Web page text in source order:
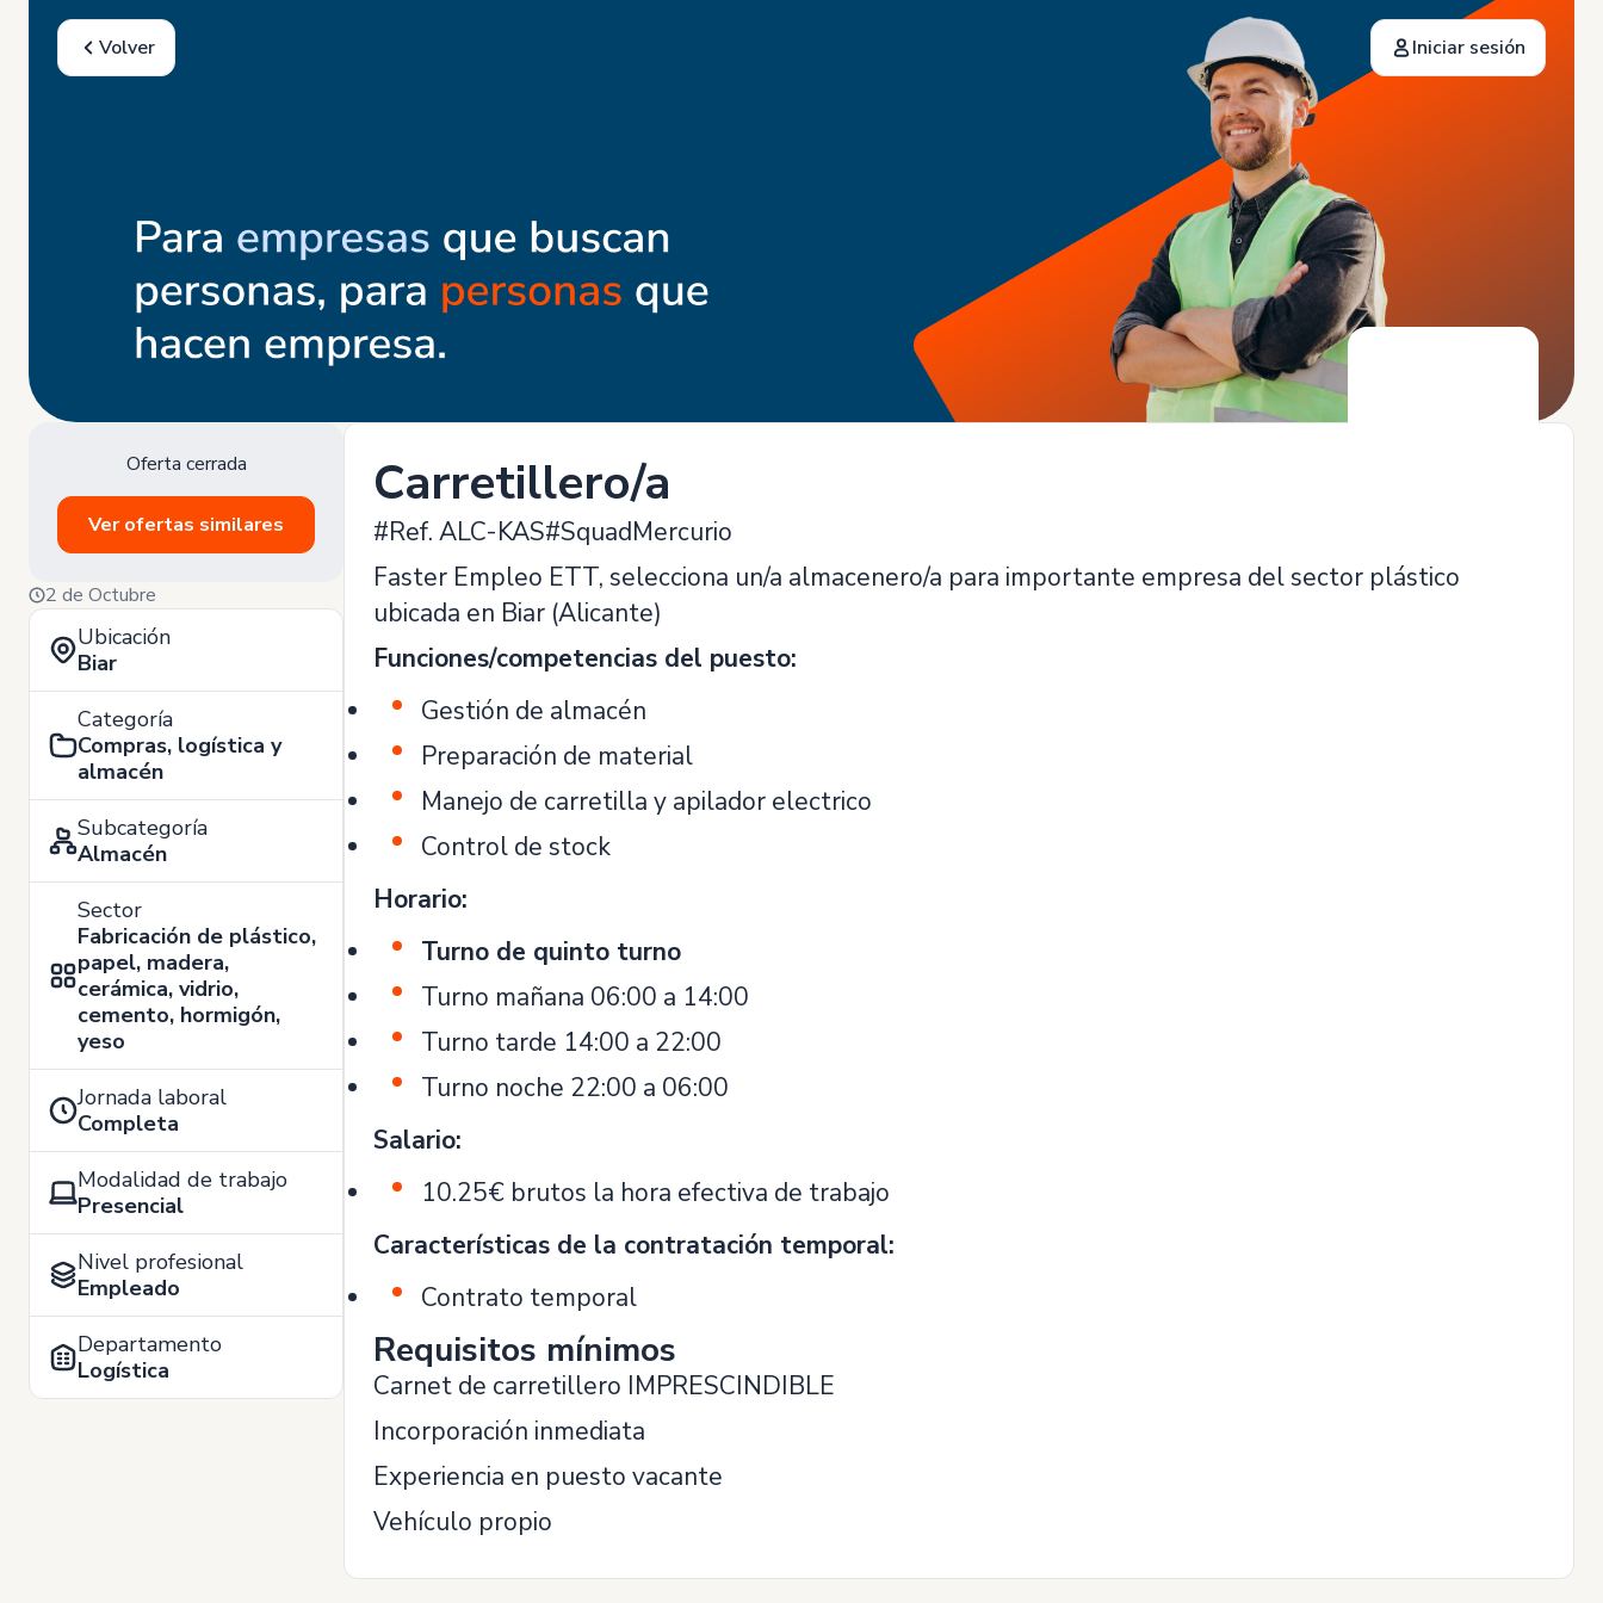
Volver Iniciar sesión
Oferta cerrada
Ver ofertas similares
2 de Octubre
Ubicación
Biar
Categoría
Compras, logística y
almacén
Subcategoría
Almacén
Sector
Fabricación de plástico,
papel, madera,
cerámica, vidrio,
cemento, hormigón,
yeso
Jornada laboral
Completa
Modalidad de trabajo
Presencial
Nivel profesional
Empleado
Departamento
Logística
Carretillero/a
#Ref. ALC-KAS#SquadMercurio
Faster Empleo ETT, selecciona un/a almacenero/a para importante empresa del sector plástico
ubicada en Biar (Alicante)
Funciones/competencias del puesto:
Gestión de almacén
Preparación de material
Manejo de carretilla y apilador electrico
Control de stock
Horario:
Turno de quinto turno
Turno mañana 06:00 a 14:00
Turno tarde 14:00 a 22:00
Turno noche 22:00 a 06:00
Salario:
10.25€ brutos la hora efectiva de trabajo
Características de la contratación temporal:
Contrato temporal
Requisitos mínimos
Carnet de carretillero IMPRESCINDIBLE
Incorporación inmediata
Experiencia en puesto vacante
Vehículo propio